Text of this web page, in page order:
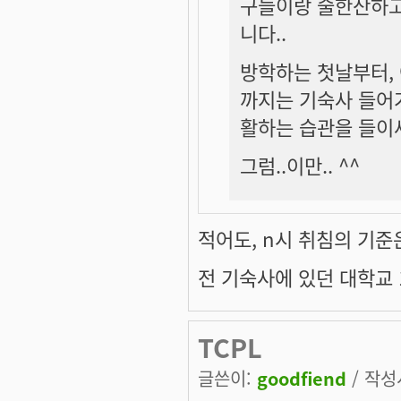
니다..
방학하는 첫날부터
까지는 기숙사 들
활하는 습관을 들이
그럼..이만.. ^^
적어도, n시 취침의 기
전 기숙사에 있던 대학
TCPL
글쓴이: goodfiend / 작